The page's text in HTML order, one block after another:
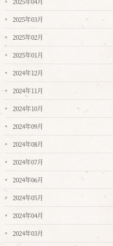
2025年03月
2025年02月
2025年01月
2024年12月
2024年11月
2024年10月
2024年09月
2024年08月
2024年07月
2024年06月
2024年05月
2024年04月
2024年03月